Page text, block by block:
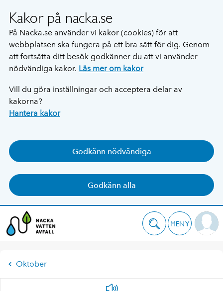
Kakor på nacka.se
På Nacka.se använder vi kakor (cookies) för att
webbplatsen ska fungera på ett bra sätt för dig. Genom
att fortsätta ditt besök godkänner du att vi använder
nödvändiga kakor. Läs mer om kakor
Vill du göra inställningar och acceptera delar av
kakorna?
Hantera kakor
Godkänn nödvändiga
Godkänn alla
MENY
Oktober